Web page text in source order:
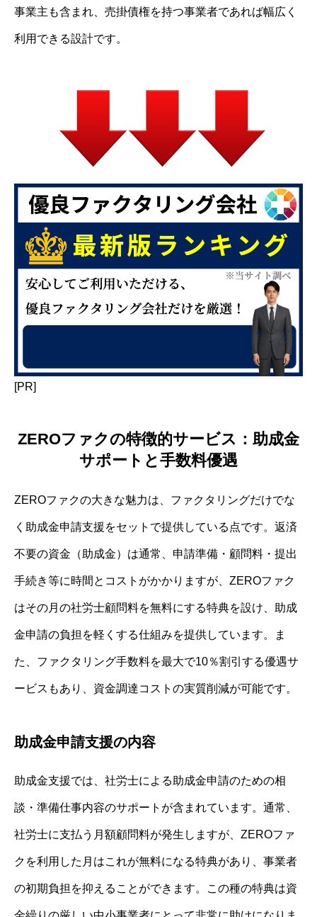
事業主も含まれ、売掛債権を持つ事業者であれば幅広く
利用できる設計です。
[PR]
ZEROファクの特徴的サービス：助成金
サポートと手数料優遇
ZEROファクの大きな魅力は、ファクタリングだけでな
く助成金申請支援をセットで提供している点です。返済
不要の資金（助成金）は通常、申請準備・顧問料・提出
手続き等に時間とコストがかかりますが、ZEROファク
はその月の社労士顧問料を無料にする特典を設け、助成
金申請の負担を軽くする仕組みを提供しています。ま
た、ファクタリング手数料を最大で10％割引する優遇サ
ービスもあり、資金調達コストの実質削減が可能です。
助成金申請支援の内容
助成金支援では、社労士による助成金申請のための相
談・準備仕事内容のサポートが含まれています。通常、
社労士に支払う月額顧問料が発生しますが、ZEROファ
クを利用した月はこれが無料になる特典があり、事業者
の初期負担を抑えることができます。この種の特典は資